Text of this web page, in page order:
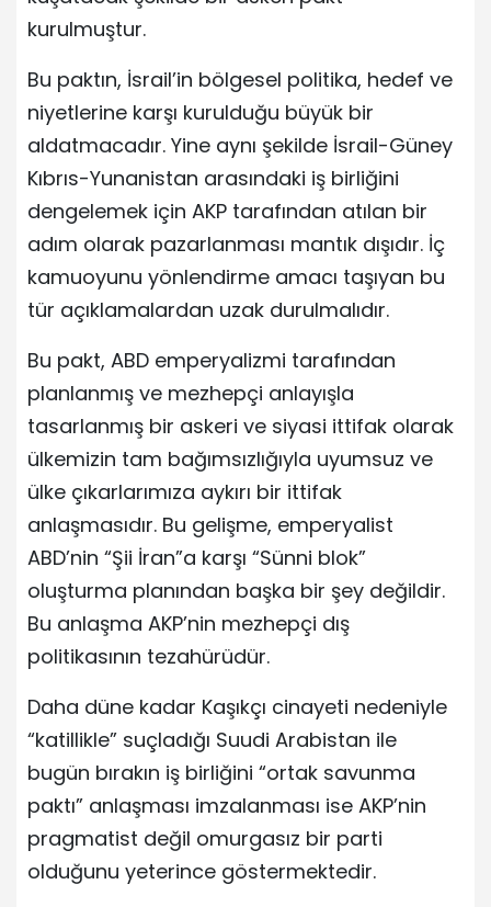
kurulmuştur.
Bu paktın, İsrail’in bölgesel politika, hedef ve
niyetlerine karşı kurulduğu büyük bir
aldatmacadır. Yine aynı şekilde İsrail-Güney
Kıbrıs-Yunanistan arasındaki iş birliğini
dengelemek için AKP tarafından atılan bir
adım olarak pazarlanması mantık dışıdır. İç
kamuoyunu yönlendirme amacı taşıyan bu
tür açıklamalardan uzak durulmalıdır.
Bu pakt, ABD emperyalizmi tarafından
planlanmış ve mezhepçi anlayışla
tasarlanmış bir askeri ve siyasi ittifak olarak
ülkemizin tam bağımsızlığıyla uyumsuz ve
ülke çıkarlarımıza aykırı bir ittifak
anlaşmasıdır. Bu gelişme, emperyalist
ABD’nin “Şii İran”a karşı “Sünni blok”
oluşturma planından başka bir şey değildir.
Bu anlaşma AKP’nin mezhepçi dış
politikasının tezahürüdür.
Daha düne kadar Kaşıkçı cinayeti nedeniyle
“katillikle” suçladığı Suudi Arabistan ile
bugün bırakın iş birliğini “ortak savunma
paktı” anlaşması imzalanması ise AKP’nin
pragmatist değil omurgasız bir parti
olduğunu yeterince göstermektedir.